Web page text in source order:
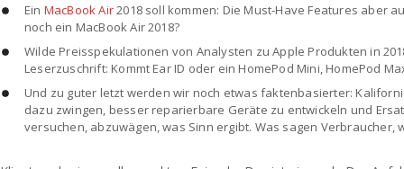
Ein MacBook Air2018 soll kommen: Die Must-Have Features aber
noch ein MacBook Air 2018?
Wilde Preisspekulationen von Analysten zu Apple Produkten in
Leserzuschrift: Kommt Ear ID oder ein HomePod Mini, HomePod
Und zu guter letzt werden wir noch etwas faktenbasierter:
dazu zwingen, besser reparierbare Geräte zu entwickeln und
versuchen, abzuwägen, was Sinn ergibt. Was sagen Verbraucher,